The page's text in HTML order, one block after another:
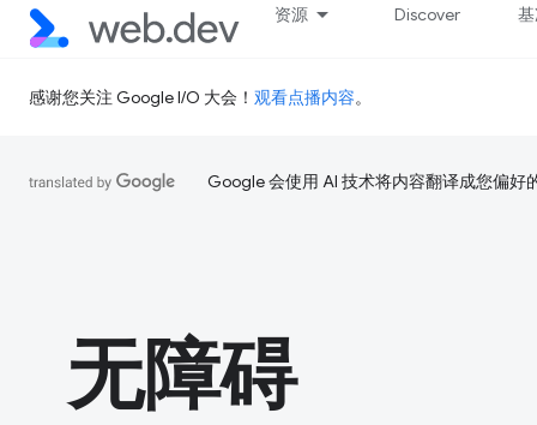
资源 Discover
感谢您关注 Google I/O 大会！ 观看点播内容。
Google 会使用 AI 技术将内容翻译成您偏好
无障碍